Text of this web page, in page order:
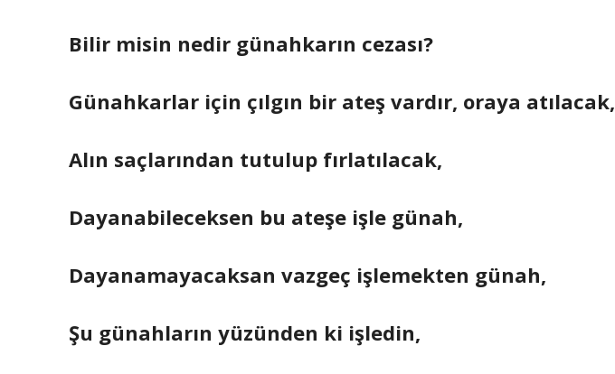
Bilir misin nedir günahkarın cezası?
Günahkarlar için çılgın bir ateş vardır, oraya atılacak,
Alın saçlarından tutulup fırlatılacak,
Dayanabileceksen bu ateşe işle günah,
Dayanamayacaksan vazgeç işlemekten günah,
Şu günahların yüzünden ki işledin,